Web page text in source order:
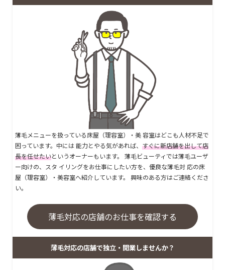
薄毛メニューを扱っている床屋（理容室）・美 容室はどこも人材不足で
困っています。中には 能力とやる気があれば、 すぐに新店舗を出して店
長を任せたいというオーナーもいます。 薄毛ビューティでは薄毛ユーザ
ー向けの、スタ イリングをお仕事にしたい方を、優良な薄毛対 応の床
屋（理容室）・美容室へ紹介しています。 興味のある方はご連絡くださ
い。
薄毛対応の店舗のお仕事を確認する
薄毛対応の店舗で独立・開業しませんか？